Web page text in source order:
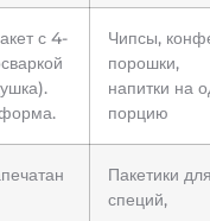
с 4-
Чипсы,
порошки,
напитки на
порцию
Пакетики
специй,